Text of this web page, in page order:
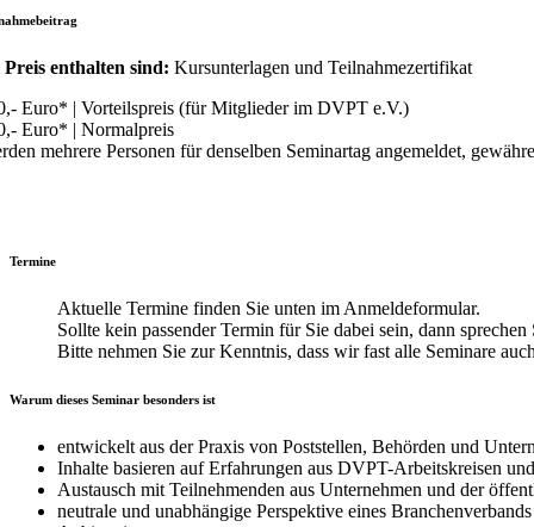
enthalten sind: Kursunterlagen und Teilnahmezertifikat
Euro* | Vorteilspreis (für Mitglieder im DVPT e.V.)
Euro* | Normalpreis
mehrere Personen für denselben Seminartag angemeldet,
Termine
Aktuelle Termine finden Sie unten im Anmeldeformular.
Sollte kein passender Termin für Sie dabei sein, dann sprechen
Bitte nehmen Sie zur Kenntnis, dass wir fast alle Seminare
Warum dieses Seminar besonders ist
entwickelt aus der Praxis von Poststellen, Behörden und
Inhalte basieren auf Erfahrungen aus DVPT-Arbeitskreisen
Austausch mit Teilnehmenden aus Unternehmen und der
neutrale und unabhängige Perspektive eines